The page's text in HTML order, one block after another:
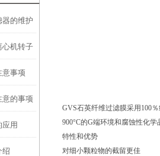
的维护
心机转子
意事项
的事项
用
绍
GVS石英纤维过滤膜采用100
900°C的G端环境和腐蚀性化
特性和优势
对细小颗粒物的截留更佳